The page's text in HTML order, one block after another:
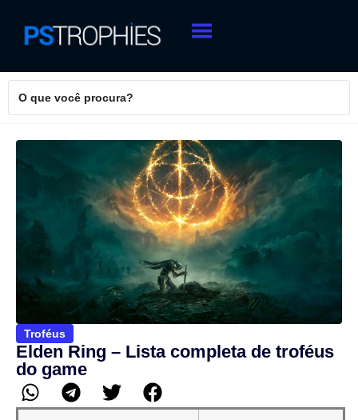
Troféus
Elden Ring – Lista completa de troféus
do game